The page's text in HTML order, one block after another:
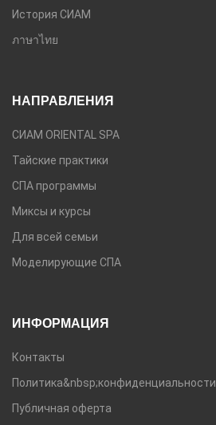
История СИАМ
ภาษาไทย
НАПРАВЛЕНИЯ
СИАМ ORIENTAL SPA
Тайские практики
СПА программы
Миксы и курсы
Для всей семьи
Моделирующие СПА
ИНФОРМАЦИЯ
Контакты
Политика&nbsp;конфиденциальности
Публичная оферта